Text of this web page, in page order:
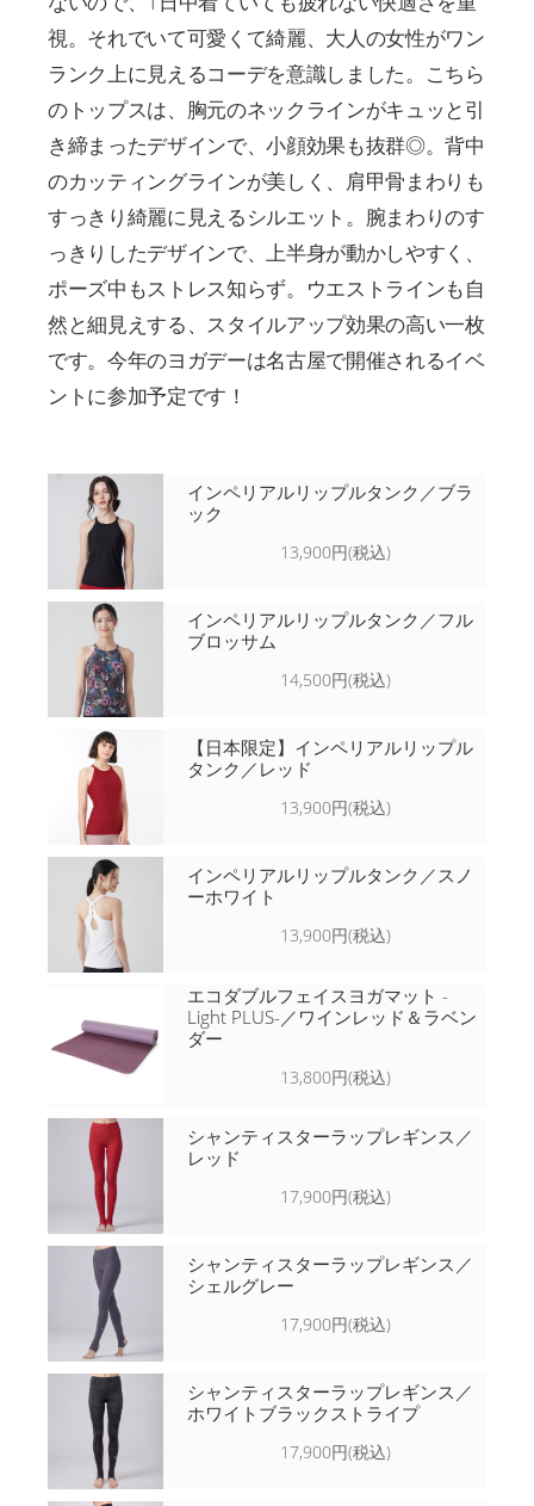
視。それでいて可愛くて綺麗、大人の女性がワン
ランク上に見えるコーデを意識しました。こちら
のトップスは、胸元のネックラインがキュッと引
き締まったデザインで、小顔効果も抜群◎。背中
のカッティングラインが美しく、肩甲骨まわりも
すっきり綺麗に見えるシルエット。腕まわりのす
っきりしたデザインで、上半身が動かしやすく、
ポーズ中もストレス知らず。ウエストラインも自
然と細見えする、スタイルアップ効果の高い一枚
です。今年のヨガデーは名古屋で開催されるイベ
ントに参加予定です！
インペリアルリップルタンク／ブラ
ック
13,900円(税込)
インペリアルリップルタンク／フル
ブロッサム
14,500円(税込)
【日本限定】インペリアルリップル
タンク／レッド
13,900円(税込)
インペリアルリップルタンク／スノ
ーホワイト
13,900円(税込)
エコダブルフェイスヨガマット -
Light PLUS-／ワインレッド＆ラベン
ダー
13,800円(税込)
シャンティスターラップレギンス／
レッド
17,900円(税込)
シャンティスターラップレギンス／
シェルグレー
17,900円(税込)
シャンティスターラップレギンス／
ホワイトブラックストライプ
17,900円(税込)